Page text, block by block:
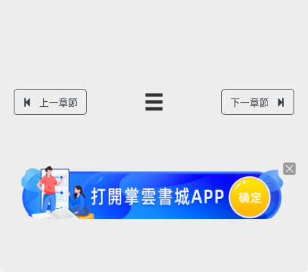
上一章節 下一章節